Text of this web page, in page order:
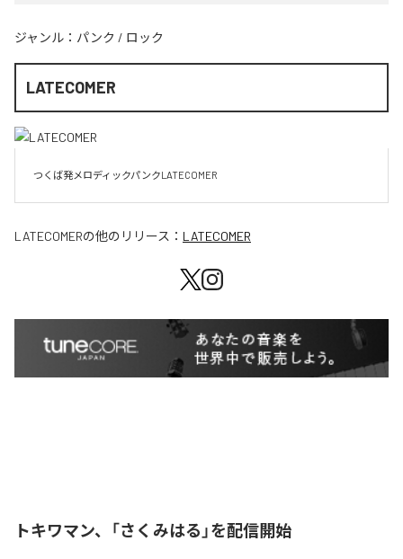
ジャンル： パンク / ロック
LATECOMER
LATECOMERの他のリリース： LATECOMER
トキワマン、「さくみはる」を配信開始